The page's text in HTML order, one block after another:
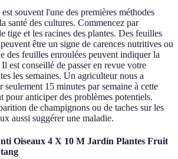
souvent l'une des premières méthodes
santé des cultures. Commencez par
tige et les racines des plantes. Des feuilles
être un signe de carences nutritives ou
des feuilles enroulées peuvent indiquer la
est conseillé de passer en revue votre
les semaines. Un agriculteur nous a
seulement 15 minutes par semaine à cette
pour anticiper des problèmes potentiels.
de champignons ou de taches sur les
aussi suggérer une maladie.
Oiseaux 4 X 10 M Jardin Plantes Fruit